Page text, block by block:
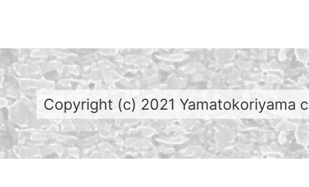
Copyright (c) 2021 Yamatokoriyama